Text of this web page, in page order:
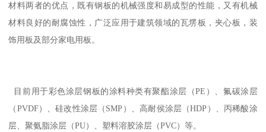
材料两者的优点，既有钢板的机械强度和易成型的性能，又有机械
材料良好的耐腐蚀性，广泛应用于建筑领域的瓦塄板，夹心板，装
饰用板及部分家电用板。
目前用于彩色涂层钢板的涂料种类有聚酯涂层（PE）、氟碳涂层
（PVDF）、硅改性涂层（SMP）、高耐侯涂层（HDP）、丙稀酸涂
层、聚氨脂涂层（PU）、塑料溶胶涂层（PVC）等。